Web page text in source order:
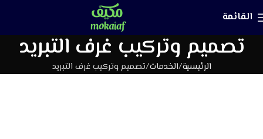
القائمة
تصميم وتركيب غرف التبريد
الرئيسية الخدمات تصميم وتركيب غرف التبريد